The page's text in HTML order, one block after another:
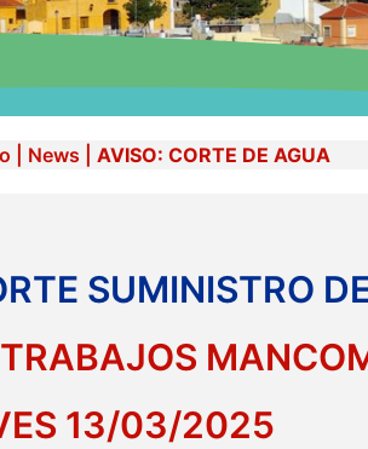
News AVISO: CORTE DE AGUA
SUMINISTRO
13/03/2025